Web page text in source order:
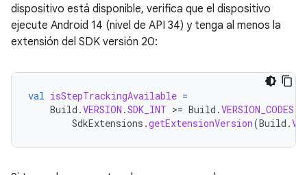
dispositivo está disponible, verifica que el dispositivo
ejecute Android 14 (nivel de API 34) y tenga al menos la
extensión del SDK versión 20:
val isStepTrackingAvailable =
Build .VERSION .SDK_INT >= Build .VERSION_CODES
SdkExtensions .getExtensionVersion(Build .